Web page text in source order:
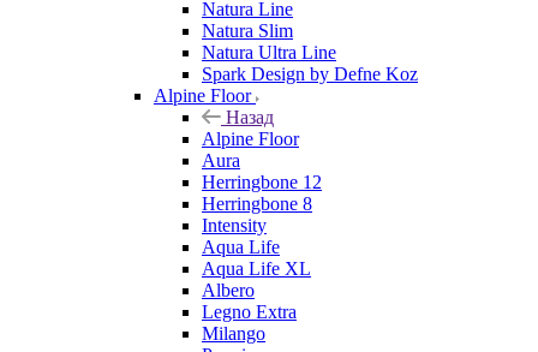
Natura Line
Natura Slim
Natura Ultra Line
Spark Design by Defne Koz
Alpine Floor
Назад
Alpine Floor
Aura
Herringbone 12
Herringbone 8
Intensity
Aqua Life
Aqua Life XL
Albero
Legno Extra
Milango